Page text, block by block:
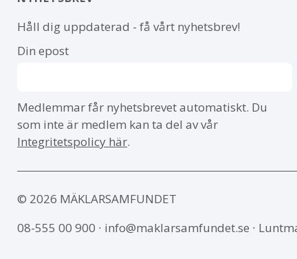
Håll dig uppdaterad - få vårt nyhetsbrev!
Din epost
Medlemmar får nyhetsbrevet automatiskt. Du
som inte är medlem kan ta del av vår
Integritetspolicy här.
© 2026 MÄKLARSAMFUNDET
08-555 00 900 ∙ info@maklarsamfundet.se ∙